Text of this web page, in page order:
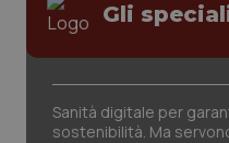
Gli
Sanità digitale per
sostenibilità. Ma
_ga